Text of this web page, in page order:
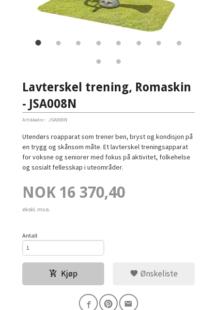
Lavterskel trening, Romaskin
- JSA008N
Artikkelnr.: JSA008N
Utendørs roapparat som trener ben, bryst og kondisjon på
en trygg og skånsom måte. Et lavterskel treningsapparat
for voksne og seniorer med fokus på aktivitet, folkehelse
og sosialt fellesskap i uteområder.
Pris
NOK 16 370,40
ekskl. mva.
Antall
Kjøp Ønskeliste